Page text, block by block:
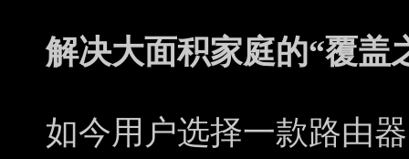
解决大面积家庭的“覆盖
如今用户选择一款路由